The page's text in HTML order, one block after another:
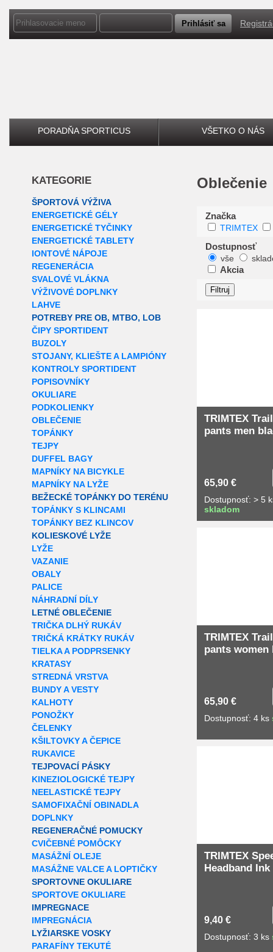
PORADŇA SPORTICUS VŠETKO O NÁS
KATEGORIE
ŠPORTOVÁ VÝŽIVA
ENERGETICKÉ GÉLY
ENERGETICKÉ TYČINKY
ENERGETICKÉ TABLETY
IONTOVÉ NÁPOJE
REGENERÁCIA
SVALOVÉ VLÁKNA
VÝŽIVOVÉ DOPLNKY
LAHVE
POTREBY PRE OB, MTBO, LOB
ČIPY SPORTIDENT
BUZOLY
STOJANY, KLIEŠTE A LAMPIÓNY
KONTROLY SPORTIDENT
POPISOVNÍKY
OKULIARE
PODKOLIENKY
OBLEČENIE
TOPÁNKY
TEJPY
DUFFEL BAGY
MAPNÍKY NA BICYKLE
MAPNÍKY NA LYŽE
BEŽECKÉ TOPÁNKY DO TERÉNU
TOPÁNKY S KLINCAMI
TOPÁNKY BEZ KLINCOV
KOLIESKOVÉ LYŽE
LYŽE
VAZANIE
OBALY
PALICE
NÁHRADNÍ DÍLY
LETNÉ OBLEČENIE
TRIČKA DLHÝ RUKÁV
TRIČKÁ KRÁTKY RUKÁV
TIELKA A PODPRSENKY
KRATASY
STREDNÁ VRSTVA
BUNDY A VESTY
KALHOTY
PONOŽKY
ČELENKY
KŠILTOVKY A ČEPICE
RUKAVICE
TEJPOVACÍ PÁSKY
KINEZIOLOGICKÉ TEJPY
NEELASTICKÉ TEJPY
SAMOFIXAČNÍ OBINADLA
DOPLNKY
REGENERAČNÉ POMUCKY
CVIČEBNÉ POMÔCKY
MASÁŽNÍ OLEJE
MASÁŽNE VALCE A LOPTIČKY
SPORTOVNE OKULIARE
SPORTOVE OKULIARE
IMPREGNACE
IMPREGNÁCIA
LYŽIARSKE VOSKY
PARAFÍNY TEKUTÉ
Oblečenie
Značka
TRIMTEX
Dostupnosť
vše
Akcia
TRIMTEX
pants men
65,90 €
Dostupnosť: > 5
skladom
TRIMTEX
pants women
65,90 €
Dostupnosť: 4 ks
TRIMTEX
Headband
9,40 €
Dostupnosť: 3 ks